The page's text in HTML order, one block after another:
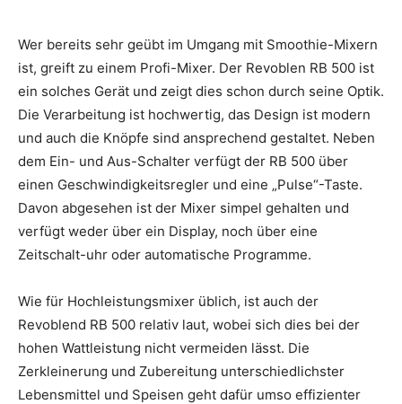
Wer bereits sehr geübt im Umgang mit Smoothie-Mixern
ist, greift zu einem Profi-Mixer. Der Revoblen RB 500 ist
ein solches Gerät und zeigt dies schon durch seine Optik.
Die Verarbeitung ist hochwertig, das Design ist modern
und auch die Knöpfe sind ansprechend gestaltet. Neben
dem Ein- und Aus-Schalter verfügt der RB 500 über
einen Geschwindigkeitsregler und eine „Pulse“-Taste.
Davon abgesehen ist der Mixer simpel gehalten und
verfügt weder über ein Display, noch über eine
Zeitschalt-uhr oder automatische Programme.
Wie für Hochleistungsmixer üblich, ist auch der
Revoblend RB 500 relativ laut, wobei sich dies bei der
hohen Wattleistung nicht vermeiden lässt. Die
Zerkleinerung und Zubereitung unterschiedlichster
Lebensmittel und Speisen geht dafür umso effizienter